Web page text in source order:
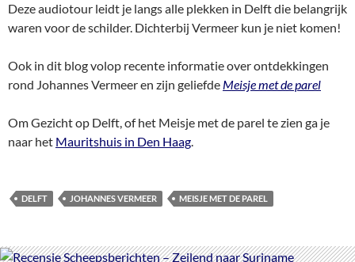
Deze audiotour leidt je langs alle plekken in Delft die belangrijk
waren voor de schilder. Dichterbij Vermeer kun je niet komen!
Ook in dit blog volop recente informatie over ontdekkingen
rond Johannes Vermeer en zijn geliefde Meisje met de parel
Om Gezicht op Delft, of het Meisje met de parel te zien ga je
naar het Mauritshuis in Den Haag.
DELFT JOHANNES VERMEER MEISJE MET DE PAREL